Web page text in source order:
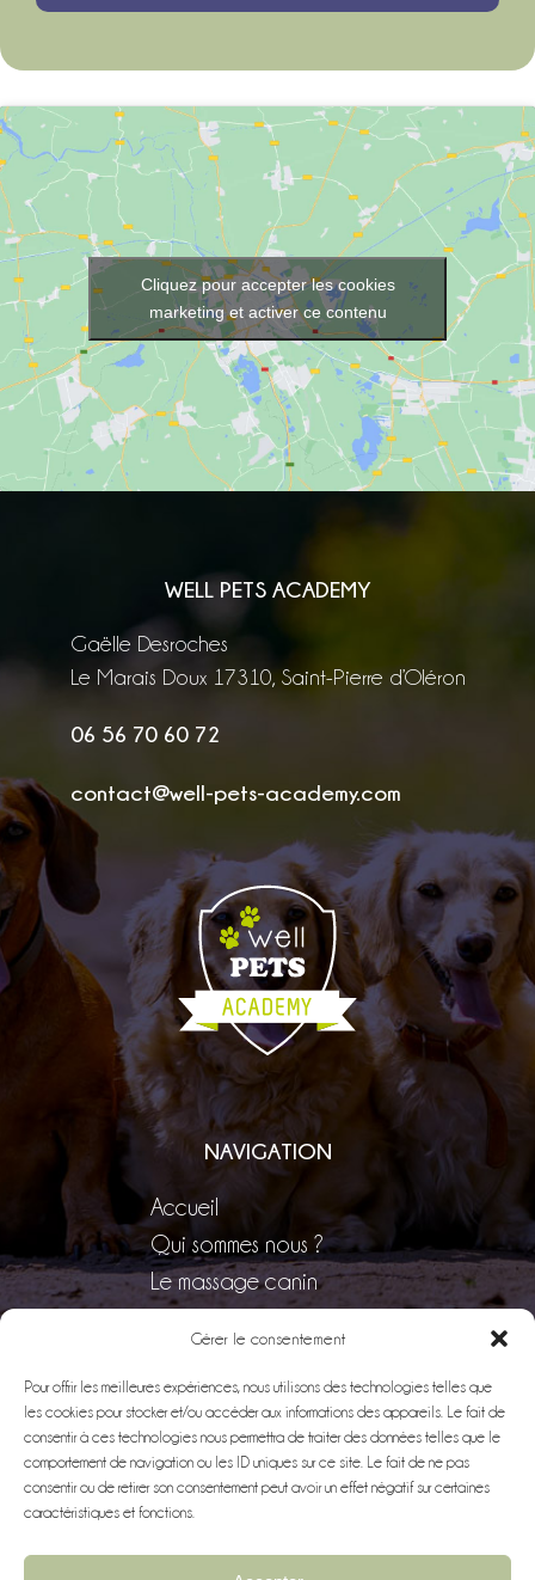
Gérer le consentement
Pour offrir les meilleures expériences, nous utilisons des technologies telles que
les cookies pour stocker et/ou accéder aux informations des appareils. Le fait de
consentir à ces technologies nous permettra de traiter des données telles que le
comportement de navigation ou les ID uniques sur ce site. Le fait de ne pas
consentir ou de retirer son consentement peut avoir un effet négatif sur certaines
caractéristiques et fonctions.
Cliquez pour accepter les cookies
marketing et activer ce contenu
WELL PETS ACADEMY
Gaëlle Desroches
Le Marais Doux 17310, Saint-Pierre d’Oléron
06 56 70 60 72
contact@well-pets-academy.com
NAVIGATION
Accueil
Qui sommes nous ?
Le massage canin
© 2026 -
Well Pets Academy
- Tous droits réservés -